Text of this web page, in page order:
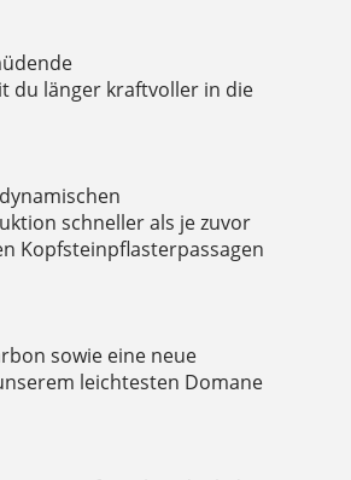
du länger kraftvoller in die
schneller als je zuvor
Kopfsteinpflasterpassagen
sowie eine neue
leichtesten Domane